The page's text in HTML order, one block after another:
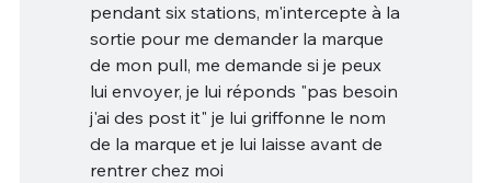
pendant six stations, m'intercepte à la
sortie pour me demander la marque
de mon pull, me demande si je peux
lui envoyer, je lui réponds "pas besoin
j'ai des post it" je lui griffonne le nom
de la marque et je lui laisse avant de
rentrer chez moi